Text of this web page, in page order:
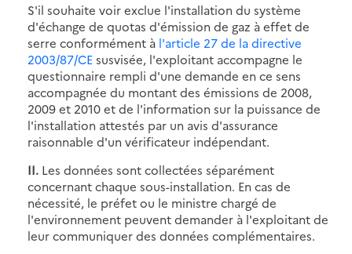
S'il souhaite voir exclue l'installation du système
d'échange de quotas d'émission de gaz à effet de
serre conformément à l'article 27 de la directive
2003/87/CEsusvisée, l'exploitant accompagne le
questionnaire rempli d'une demande en ce sens
accompagnée du montant des émissions de 2008,
2009 et 2010 et de l'information sur la puissance de
l'installation attestés par un avis d'assurance
raisonnable d'un vérificateur indépendant.
II. Les données sont collectées séparément
concernant chaque sous-installation. En cas de
nécessité, le préfet ou le ministre chargé de
l'environnement peuvent demander à l'exploitant de
leur communiquer des données complémentaires.